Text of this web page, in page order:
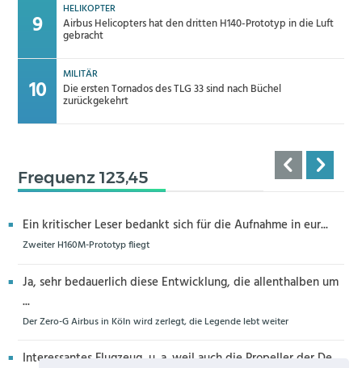
HELIKOPTER
Airbus Helicopters hat den dritten H140-Prototyp in die Luft
gebracht
MILITÄR
Die ersten Tornados des TLG 33 sind nach Büchel
zurückgekehrt
Frequenz 123,45
Ein kritischer Leser bedankt sich für die Aufnahme in eur...
Zweiter H160M-Prototyp fliegt
Ja, sehr bedauerlich diese Entwicklung, die allenthalben um
...
Der Zero-G Airbus in Köln wird zerlegt, die Legende lebt weiter
Interessantes Flugzeug, u. a. weil auch die Propeller der De...